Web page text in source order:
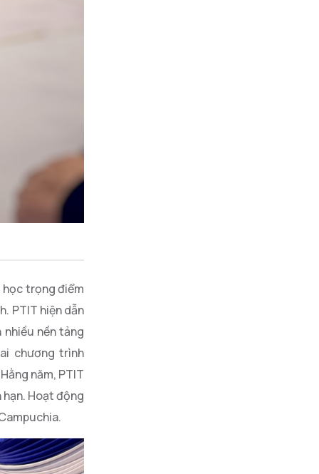
học trọng điểm
PTIT hiện dẫn
nền tảng
chương trình
năm, PTIT
Hoạt động